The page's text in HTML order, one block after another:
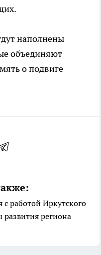
наполнены
объединяют
о подвиге
работой Иркутского
развития региона